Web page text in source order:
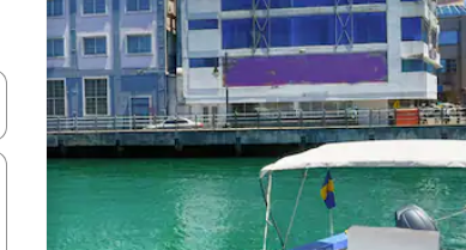
keuze met je de pijltjestoetsen omhoog en omlaag, óf